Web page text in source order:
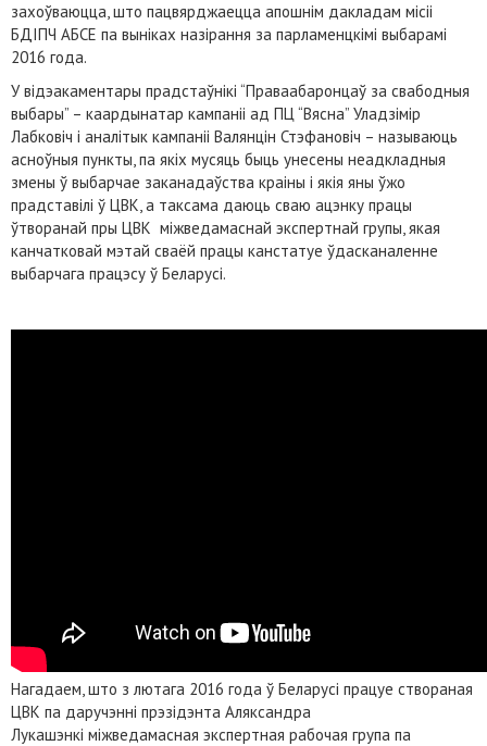
захоўваюцца, што пацвярджаецца апошнім дакладам місіі
БДІПЧ АБСЕ па выніках назірання за парламенцкімі выбарамі
2016 года.
У відэакаментары прадстаўнікі “Праваабаронцаў за свабодныя
выбары” – каардынатар кампаніі ад ПЦ “Вясна” Уладзімір
Лабковіч і аналітык кампаніі Валянцін Стэфановіч – называюць
асноўныя пункты, па якіх мусяць быць унесены неадкладныя
змены ў выбарчае заканадаўства краіны і якія яны ўжо
прадставілі ў ЦВК, а таксама даюць сваю ацэнку працы
ўтворанай пры ЦВК міжведамаснай экспертнай групы, якая
канчатковай мэтай сваёй працы канстатуе ўдасканаленне
выбарчага працэсу ў Беларусі.
Нагадаем, што з лютага 2016 года ў Беларусі працуе створаная
ЦВК па даручэнні прэзідэнта Аляксандра
Лукашэнкі міжведамасная экспертная рабочая група па